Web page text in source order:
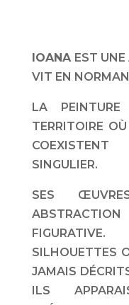
IOANA EST
VIT EN
LA PEINTURE
TERRITOIRE
SINGULIER.
SES
SILHOUETTES
JAMAIS
ILS